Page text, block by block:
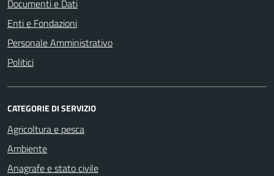
Documenti e Dati
Enti e Fondazioni
Personale Amministrativo
Politici
CATEGORIE DI SERVIZIO
Agricoltura e pesca
Ambiente
Anagrafe e stato civile